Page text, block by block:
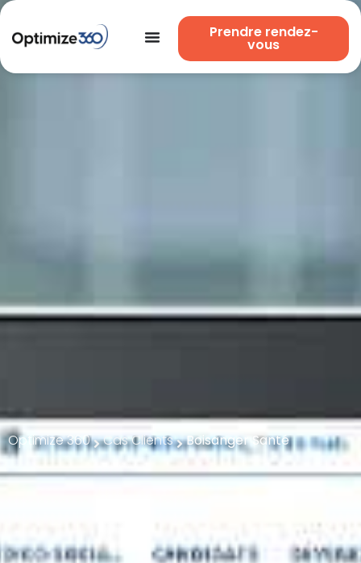
Prendre rendez-
vous
Optimize 360 Cas Clients Boisanger Santé